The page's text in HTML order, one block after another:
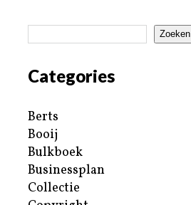
Zoeken
Categories
Berts
Booij
Bulkboek
Businessplan
Collectie